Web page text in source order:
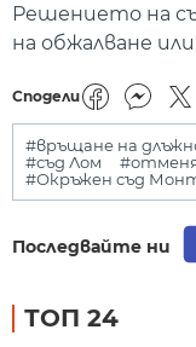
Решението на
на обжалване
Сподели
#връщане на
#съд Лом
#Окръжен съд
Последвайте ни
ТОП 24